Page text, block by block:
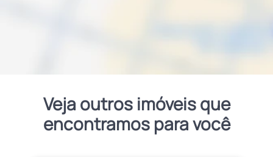
Veja outros imóveis que
encontramos para você